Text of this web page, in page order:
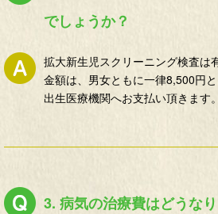
でしょうか？
拡大新生児スクリーニング検査は
金額は、男女ともに一律8,500円と
出生医療機関へお支払い頂きます。
3. 病気の治療費はどうな